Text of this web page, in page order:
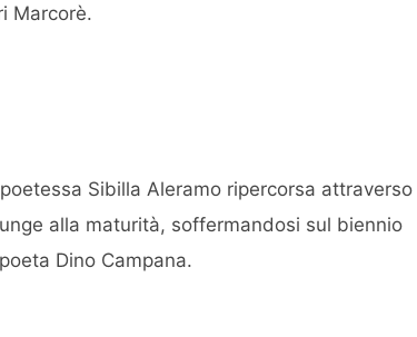
Marcorè.
Sibilla Aleramo ripercorsa attraverso
alla maturità, soffermandosi sul biennio
Dino Campana.